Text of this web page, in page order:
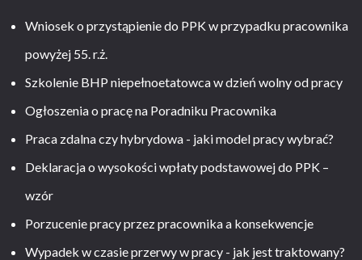
Wniosek o przystąpienie do PPK w przypadku pracownika
powyżej 55. r.ż.
Szkolenie BHP niepełnoetatowca w dzień wolny od pracy
Ogłoszenia o pracę na Poradniku Pracownika
Praca zdalna czy hybrydowa - jaki model pracy wybrać?
Deklaracja o wysokości wpłaty podstawowej do PPK –
wzór
Porzucenie pracy przez pracownika a konsekwencje
Wypadek w czasie przerwy w pracy - jak jest traktowany?